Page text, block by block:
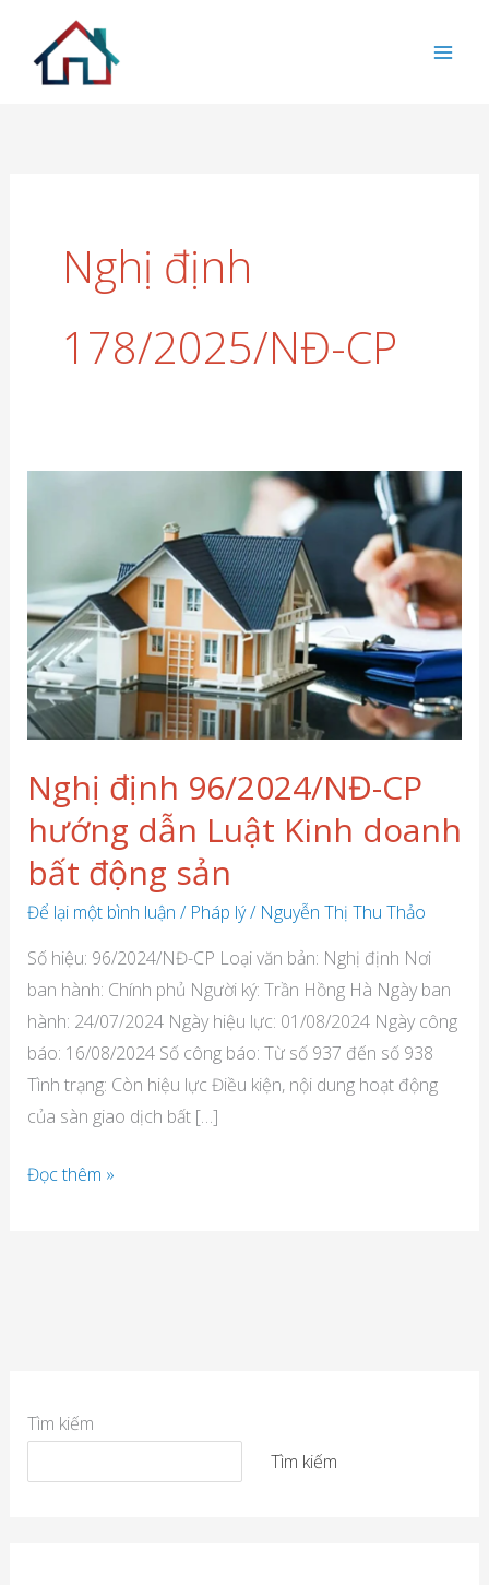
Nghị định
178/2025/NĐ-CP
Nghị định 96/2024/NĐ-CP
hướng dẫn Luật Kinh doanh
bất động sản
Để lại một bình luận / Pháp lý/ Nguyễn Thị Thu Thảo
Số hiệu: 96/2024/NĐ-CP Loại văn bản: Nghị định Nơi
ban hành: Chính phủ Người ký: Trần Hồng Hà Ngày ban
hành: 24/07/2024 Ngày hiệu lực: 01/08/2024 Ngày công
báo: 16/08/2024 Số công báo: Từ số 937 đến số 938
Tình trạng: Còn hiệu lực Điều kiện, nội dung hoạt động
của sàn giao dịch bất […]
hướng
dẫn
Luật
Kinh
doanh
động
sản
Đọc thêm »
Tìm kiếm
Tìm kiếm